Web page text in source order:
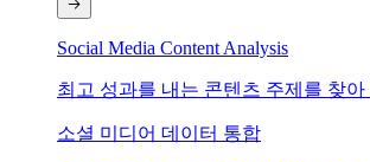
Social Media Content Analysis
최고 성과를 내는 콘텐츠 주제를 찾아
소셜 미디어 데이터 통합